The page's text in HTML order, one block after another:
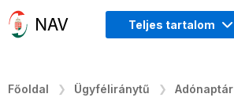
Teljes tartalom
Főoldal Ügyféliránytű
Adónaptár